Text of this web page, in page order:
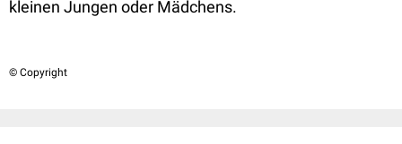
kleinen Jungen oder Mädchens.
© Copyright